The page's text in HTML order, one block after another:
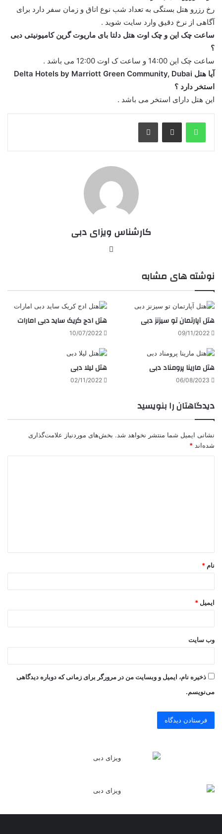
رخ رزرو هتل بستگی به تعداد شب نوع اتاق و زمان سفر دارد برای
آگاهی از نرخ دقیق وارد سایت شوید .
ساعت چک این و چک اوت هتل دلتا بای ماریوت گرین کامیونیتی دبی
؟
ساعت چک این 14:00 و ساعت ک اوت 12:00 می باشد .
آیا هتل Delta Hotels by Marriott Green Community, Dubai
استخر دارد ؟
این هتل دارای استخر می باشد .
واتس آپ اشتراک گذاری از طریق ایمیل چاپ
کارشناس ویزای دبی
نوشته های مشابه
هتل آپارتمان تو سیزنز دبی
09/11/2022
هتل ادج کریک ساید دبی امارات
10/07/2022
هتل مارینا پرومناد دبی
06/08/2023
هتل لیلا دبی
02/11/2022
دیدگاهتان را بنویسید
نشانی ایمیل شما منتشر نخواهد شد. بخش‌های موردنیاز علامت‌گذاری
شده‌اند *
*
نام *
ایمیل *
وب‌ سایت
ذخیره نام، ایمیل و وبسایت من در مرورگر برای زمانی که دوباره دیدگاهی
می‌نویسم.